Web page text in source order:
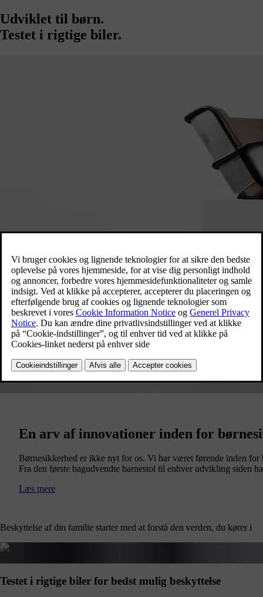
Udviklet til børn.
Testet i rigtige biler.
En arv af innovationer inden for
Børnesikkerhed er ikke nyt for os. Vi har været førende inden for
Fra den første bagudvendte barnestol til enhver udvikling siden
Læs mere
Beskyttelse af din familie starter med at forstå den verden, du kører i
Testet i rigtige biler for bedst mulig beskyttelse